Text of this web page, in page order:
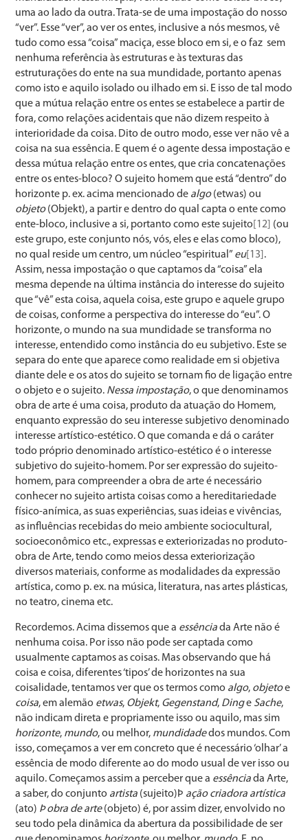
uma ao lado da outra. Trata-se de uma impostação do nosso
“ver”. Esse “ver”, ao ver os entes, inclusive a nós mesmos, vê
tudo como essa “coisa” maciça, esse bloco em si, e o faz sem
nenhuma referência às estruturas e às texturas das
estruturações do ente na sua mundidade, portanto apenas
como isto e aquilo isolado ou ilhado em si. E isso de tal modo
que a mútua relação entre os entes se estabelece a partir de
fora, como relações acidentais que não dizem respeito à
interioridade da coisa. Dito de outro modo, esse ver não vê a
coisa na sua essência. E quem é o agente dessa impostação e
dessa mútua relação entre os entes, que cria concatenações
entre os entes-bloco? O sujeito homem que está “dentro” do
horizonte p. ex. acima mencionado de algo(etwas) ou
objeto(Objekt), a partir e dentro do qual capta o ente como
ente-bloco, inclusive a si, portanto como este sujeito [12] (ou
este grupo, este conjunto nós, vós, eles e elas como bloco),
no qual reside um centro, um núcleo “espiritual” eu[13] .
Assim, nessa impostação o que captamos da “coisa” ela
mesma depende na última instância do interesse do sujeito
que “vê” esta coisa, aquela coisa, este grupo e aquele grupo
de coisas, conforme a perspectiva do interesse do “eu”. O
horizonte, o mundo na sua mundidade se transforma no
interesse, entendido como instância do eu subjetivo. Este se
separa do ente que aparece como realidade em si objetiva
diante dele e os atos do sujeito se tornam fio de ligação entre
o objeto e o sujeito. Nessa impostação, o que denominamos
obra de arte é uma coisa, produto da atuação do Homem,
enquanto expressão do seu interesse subjetivo denominado
interesse artístico-estético. O que comanda e dá o caráter
todo próprio denominado artístico-estético é o interesse
subjetivo do sujeito-homem. Por ser expressão do sujeito-
homem, para compreender a obra de arte é necessário
conhecer no sujeito artista coisas como a hereditariedade
físico-anímica, as suas experiências, suas ideias e vivências,
as influências recebidas do meio ambiente sociocultural,
socioeconômico etc., expressas e exteriorizadas no produto-
obra de Arte, tendo como meios dessa exteriorização
diversos materiais, conforme as modalidades da expressão
artística, como p. ex. na música, literatura, nas artes plásticas,
no teatro, cinema etc.
Recordemos. Acima dissemos que a essênciada Arte não é
nenhuma coisa. Por isso não pode ser captada como
usualmente captamos as coisas. Mas observando que há
coisa e coisa, diferentes ‘tipos’ de horizontes na sua
coisalidade, tentamos ver que os termos como algo, objetoe
coisa, em alemão etwas, Objekt, Gegenstand, Dinge Sache,
não indicam direta e propriamente isso ou aquilo, mas sim
horizonte, mundo, ou melhor, mundidadedos mundos. Com
isso, começamos a ver em concreto que é necessário ‘olhar’ a
essência de modo diferente ao do modo usual de ver isso ou
aquilo. Começamos assim a perceber que a essênciada Arte,
a saber, do conjunto artista (sujeito)Þ ação criadora artística
(ato) Þ obra de arte(objeto) é, por assim dizer, envolvido no
seu todo pela dinâmica da abertura da possibilidade de ser